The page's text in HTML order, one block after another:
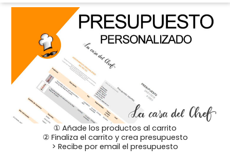
① Añade los productos al carrito
② Finaliza el carrito y crea presupuesto
> Recibe por email el presupuesto